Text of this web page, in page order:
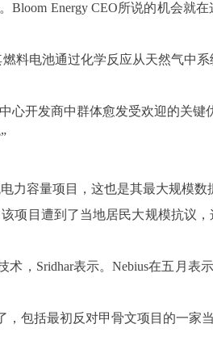
Energy CEO所说的机会就
料电池通过化学反应从天然气中
心开发商中群体愈发受欢迎的关键
力容量项目，这也是其最大规模数
项目遭到了当地居民大规模抗议
，Sridhar表示。Nebius在五月表
包括最初反对甲骨文项目的一家当